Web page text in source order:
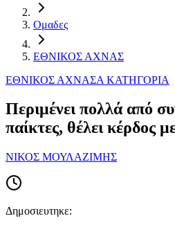
Ομαδες
ΕΘΝΙΚΟΣ ΑΧΝΑΣ
ΕΘΝΙΚΟΣ ΑΧΝΑΣΑ ΚΑΤΗΓΟΡΙΑ
Περιμένει πολλά από
παίκτες, θέλει κέρδος
ΝΙΚΟΣ ΜΟΥΛΑΖΙΜΗΣ
Δημοσιευτηκε: